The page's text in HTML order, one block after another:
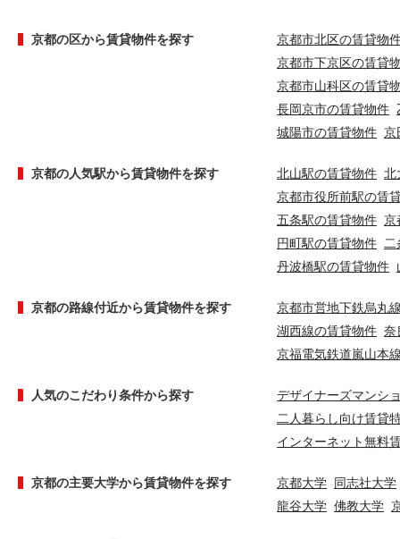
京都の区から賃貸物件を探す
京都市北区の賃貸物
京都市下京区の賃貸
京都市山科区の賃貸
長岡京市の賃貸物件
城陽市の賃貸物件 京
京都の人気駅から賃貸物件を探す 北山駅の賃貸物件 北
京都市役所前駅の賃
五条駅の賃貸物件 京
円町駅の賃貸物件
丹波橋駅の賃貸物件
京都の路線付近から賃貸物件を探す
京都市営地下鉄烏丸
湖西線の賃貸物件 奈
京福電気鉄道嵐山本
人気のこだわり条件から探す
デザイナーズマンシ
二人暮らし向け賃貸
インターネット無料
京都の主要大学から賃貸物件を探す 京都大学 同志社大学
龍谷大学 佛教大学